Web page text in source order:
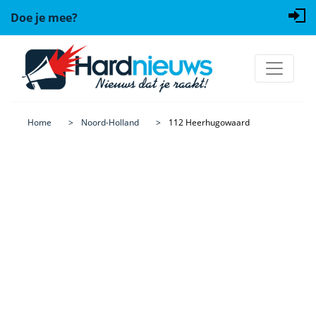
Doe je mee?
Home Noord-Holland 112 Heerhugowaard